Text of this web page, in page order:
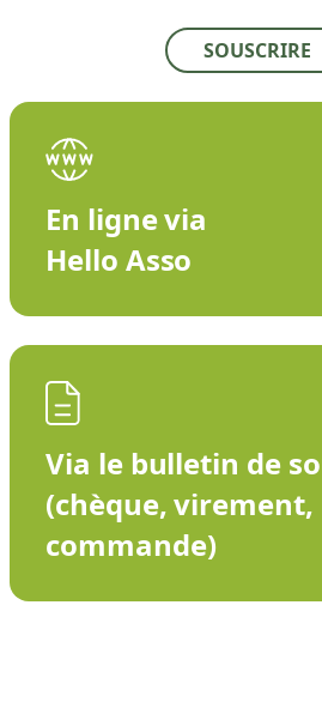
SOUSCRIRE
En ligne via
Hello Asso
Via le bulletin de
(chèque, virement,
commande)